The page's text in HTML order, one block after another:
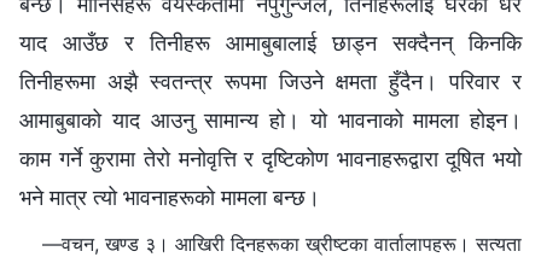
याद आउँछ र तिनीहरू आमाबुबालाई छाड्न सक्दैनन् किनकि
तिनीहरूमा अझै स्वतन्त्र रूपमा जिउने क्षमता हुँदैन। परिवार र
आमाबुबाको याद आउनु सामान्य हो। यो भावनाको मामला होइन।
काम गर्ने कुरामा तेरो मनोवृत्ति र दृष्टिकोण भावनाहरूद्वारा दूषित भयो
भने मात्र त्यो भावनाहरूको मामला बन्छ।
—वचन, खण्ड ३। आखिरी दिनहरूका ख्रीष्टका वार्तालापहरू। सत्यता